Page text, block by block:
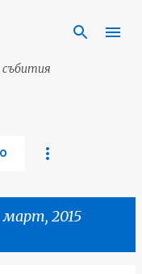
съдържание
събития
2015